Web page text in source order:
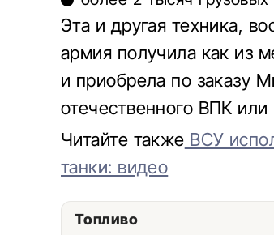
Эта и другая техника,
армия получила как из
и приобрела по заказу
отечественного ВПК
Читайте также ВСУ
танки: видео
Топливо